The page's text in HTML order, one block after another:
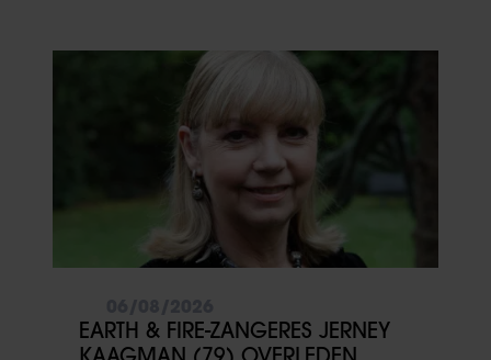
EARTH & FIRE-ZANGERES JERNEY